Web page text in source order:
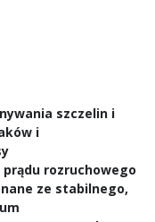
szczelin i
i
rozruchowego
ze stabilnego,